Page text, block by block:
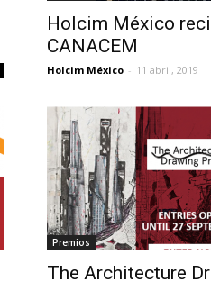
Holcim México
CANACEM
Holcim México - 11 abril, 2019
Premios
The Architecture